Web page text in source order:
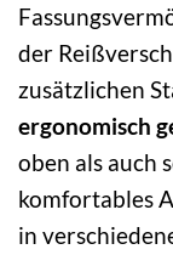
der
zusätzlichen
ergonomisch
oben als auch
komfortables
in